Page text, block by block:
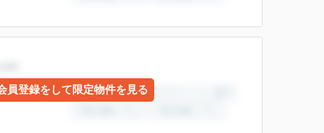
員登録をして限定物件を見る